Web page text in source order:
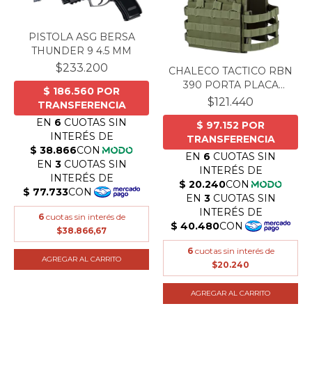
PISTOLA ASG BERSA
THUNDER 9 4.5 MM
$233.200
6 cuotas sin interés de
$38.866,67
CHALECO TACTICO RBN
390 PORTA PLACA
VERD...
$121.440
6 cuotas sin interés de
$20.240